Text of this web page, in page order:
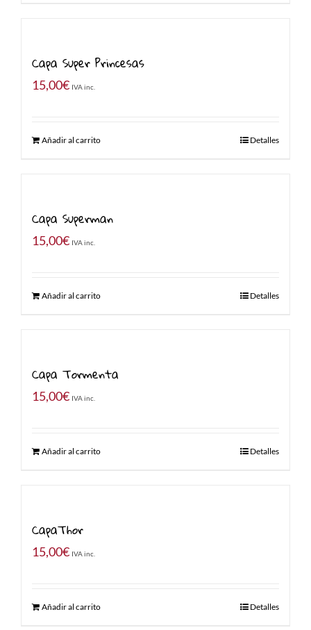
Capa Super Princesas
15,00€ IVA inc.
Añadir al carrito Detalles
Capa Superman
15,00€ IVA inc.
Añadir al carrito Detalles
Capa Tormenta
15,00€ IVA inc.
Añadir al carrito Detalles
CapaThor
15,00€ IVA inc.
Añadir al carrito Detalles